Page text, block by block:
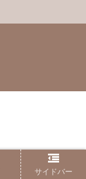
サイドバー